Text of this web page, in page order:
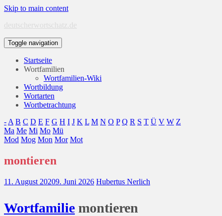
Skip to main content
deutscherwortschatz.de
Toggle navigation
Startseite
Wortfamilien
Wortfamilien-Wiki
Wortbildung
Wortarten
Wortbetrachtung
- A B C D E F G H I J K L M N O P Q R S T Ü V W Z
Ma Me Mi Mo Mü
Mod Mog Mon Mor Mot
montieren
11. August 20209. Juni 2026 Hubertus Nerlich
Wortfamilie montieren